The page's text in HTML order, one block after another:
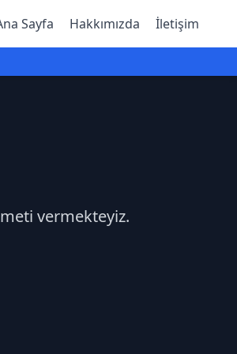
Sayfa Hakkımızda İletişim
vermekteyiz.